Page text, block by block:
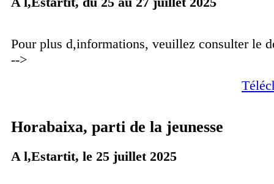
Pour plus d,informations, veuillez consulter le
-->
Horabaixa, parti de la jeunesse
A l,Estartit, le 25 juillet 2025